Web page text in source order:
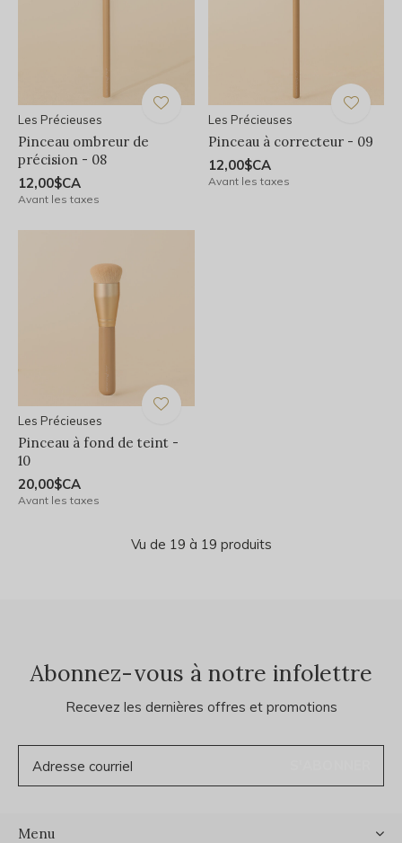
Les Précieuses
Pinceau ombreur de
précision - 08
12,00$CA
Avant les taxes
Les Précieuses
Pinceau à correcteur - 09
12,00$CA
Avant les taxes
Les Précieuses
Pinceau à fond de teint -
10
20,00$CA
Avant les taxes
Vu de 19 à 19 produits
Abonnez-vous à notre infolettre
Recevez les dernières offres et promotions
Menu